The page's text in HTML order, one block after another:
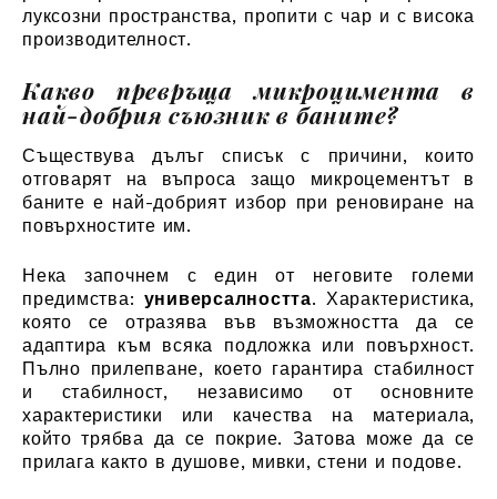
луксозни пространства, пропити с чар и с висока
производителност.
Какво превръща микроцимента в
най-добрия съюзник в баните?
Съществува дълъг списък с причини, които
отговарят на въпроса защо микроцементът в
баните е най-добрият избор при реновиране на
повърхностите им.
Нека започнем с един от неговите големи
предимства: универсалността. Характеристика,
която се отразява във възможността да се
адаптира към всяка подложка или повърхност.
Пълно прилепване, което гарантира стабилност
и стабилност, независимо от основните
характеристики или качества на материала,
който трябва да се покрие. Затова може да се
прилага както в душове, мивки, стени и подове.